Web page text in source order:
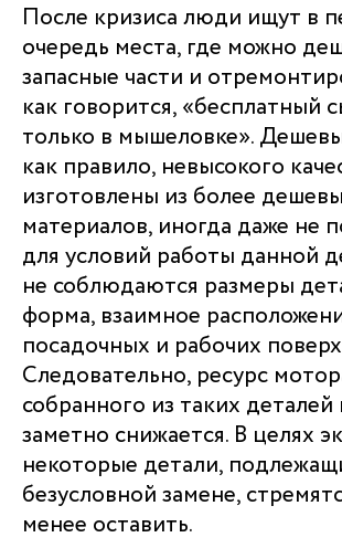
После кризиса люди ищут в
очередь места, где можно
запасные части и
как говорится, «бесплатный
только в мышеловке».
как правило, невысокого
изготовлены из более
материалов, иногда даже не
для условий работы данной
не соблюдаются размеры
форма, взаимное
посадочных и рабочих
Следовательно, ресурс
собранного из таких деталей
заметно снижается. В целях
некоторые детали,
безусловной замене,
менее оставить.